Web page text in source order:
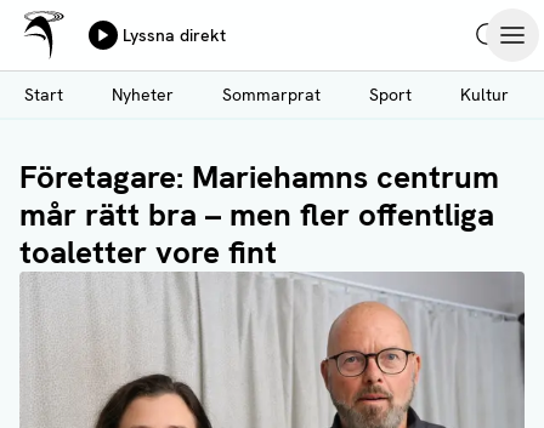
Hoppa
till
huvudinnehåll
Ålands Radio & TV
Lyssna direkt
Start
Nyheter Sommarprat Sport Kultur
Företagare: Mariehamns centrum
mår rätt bra – men fler offentliga
toaletter vore fint